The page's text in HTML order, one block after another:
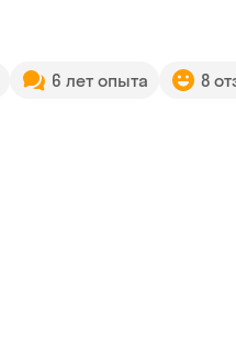
6 лет опыта 8